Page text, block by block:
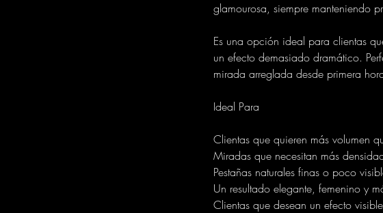
glamourosa, siempre manteniendo
Es una opción ideal para clientas
un efecto demasiado dramático.
mirada arreglada desde primera
Ideal Para
Clientas que quieren más volumen
Miradas que necesitan más
Pestañas naturales finas o poco
Un resultado elegante, femenino y
Clientas que desean un efecto